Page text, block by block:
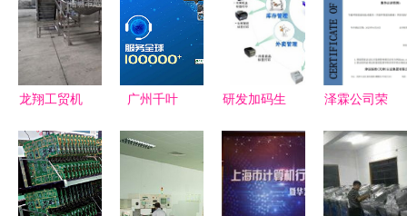
技术与服务
双重保障
术驱动增添
持续动力
中国赛（华
南区）圆满
落幕
厂，引领汽
车座椅舒适
系统制造变
革
龙翔工贸机
香鹌鹑蛋定
心蒸煮流水
线——高质
广州千叶
耕，用技术
质泳池设备
研发加码生
干清 一步
解析 餐饮
行业专用标
泽霖公司荣
服务认证与
数智化绿色